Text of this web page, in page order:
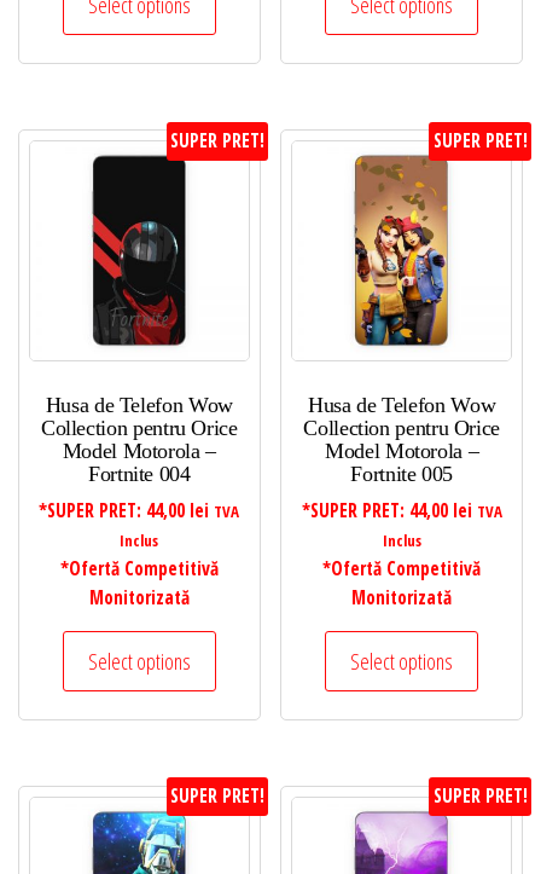
SUPER PRET!
Husa de Telefon Wow
Collection pentru Orice
Model Motorola –
Fortnite 004
*SUPER PRET: 44,00 lei TVA
Inclus
*Ofertă Competitivă
Monitorizată
Select options
SUPER PRET!
Husa de Telefon Wow
Collection pentru Orice
Model Motorola –
Fortnite 005
*SUPER PRET: 44,00 lei TVA
Inclus
*Ofertă Competitivă
Monitorizată
Select options
SUPER PRET! SUPER PRET!